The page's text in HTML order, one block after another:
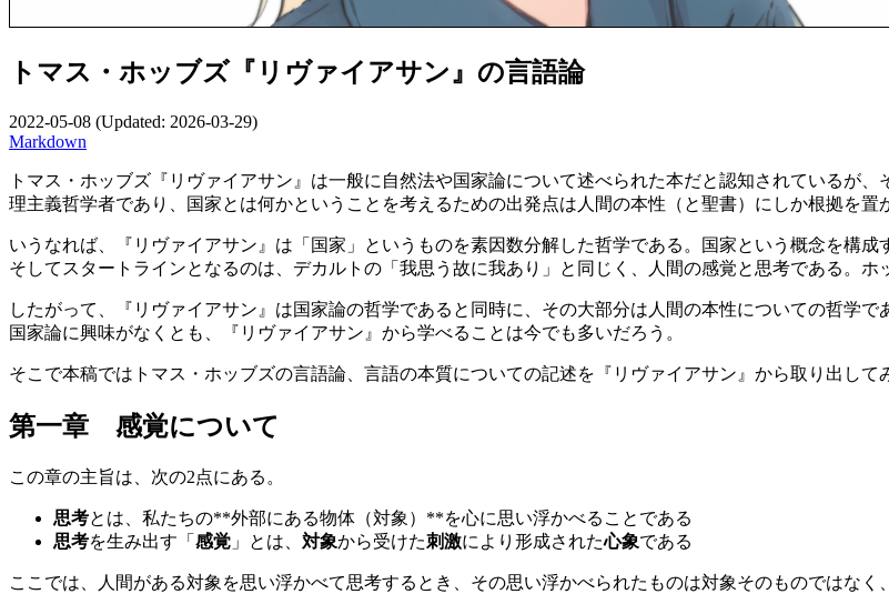
トマス・ホッブズ『リヴァイアサン』の言語論
2022-05-08 (Updated: 2026-03-29)
Markdown
トマス・ホッブズ『リヴァイアサン』は一般に自然法や国家論について述べられた本だと認知されているが
理主義哲学者であり、国家とは何かということを考えるための出発点は人間の本性（と聖書）にしか根拠を
いうなれば、『リヴァイアサン』は「国家」というものを素因数分解した哲学である。国家という概念を構
そしてスタートラインとなるのは、デカルトの「我思う故に我あり」と同じく、人間の感覚と思考である。
したがって、『リヴァイアサン』は国家論の哲学であると同時に、その大部分は人間の本性についての哲学
国家論に興味がなくとも、『リヴァイアサン』から学べることは今でも多いだろう。
そこで本稿ではトマス・ホッブズの言語論、言語の本質についての記述を『リヴァイアサン』から取り出し
第一章 感覚について
この章の主旨は、次の2点にある。
思考とは、私たちの**外部にある物体（対象）**を心に思い浮かべることである
思考を生み出す「 感覚 」とは、 対象から受けた刺激により形成された心象である
ここでは、人間がある対象を思い浮かべて思考するとき、その思い浮かべられたものは対象そのものではな